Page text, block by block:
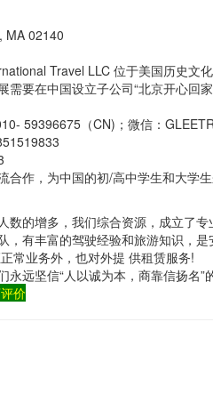
MA 02140
Travel LLC 位于美国历史文
要在中国设立子公司“北京开心回
59396675（CN)；微信：
合作，为中国的初/高中学生和大学
的增多，我们综合资源，成立了
，有丰富的驾驶经验和旅游知识，
常业务外，也对外提 供租赁服务!
远坚信“人以诚为本，商靠信扬名”
价